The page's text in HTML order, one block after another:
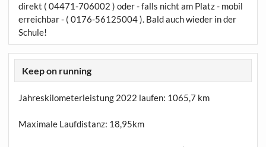
direkt ( 04471-706002 ) oder - falls nicht am Platz - mobil
erreichbar - ( 0176-56125004 ). Bald auch wieder in der
Schule!
Keep on running
Jahreskilometerleistung 2022 laufen: 1065,7 km
Maximale Laufdistanz: 18,95km